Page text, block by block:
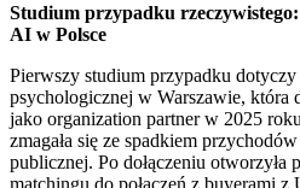
Studium przypadku
AI w Polsce
Pierwszy studium przypadku
psychologicznej w Warszawie, która
jako organization partner w 2025
zmagała się ze spadkiem
publicznej. Po dołączeniu otworzyła
matchingu do połączeń z buyerami